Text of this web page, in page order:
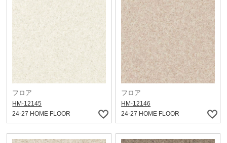
フロア
HM-12145
24-27 HOME FLOOR
フロア
HM-12146
24-27 HOME FLOOR